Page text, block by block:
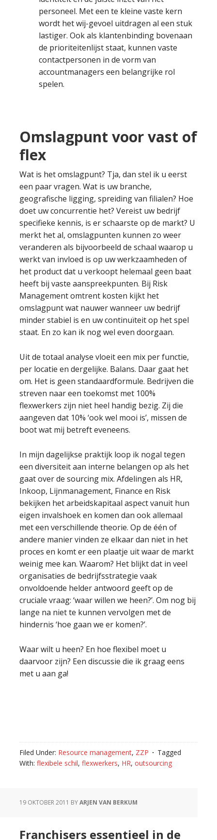
personeel. Met een te kleine vaste kern
wordt het wij-gevoel uitdragen al een stuk
lastiger. Ook als klantenbinding bovenaan
de prioriteitenlijst staat, kunnen vaste
contactpersonen in de vorm van
accountmanagers een belangrijke rol
spelen.
Omslagpunt voor vast of
flex
Wat is het omslagpunt? Tja, dan stel ik u eerst
een paar vragen. Wat is uw branche,
geografische ligging, spreiding van filialen? Hoe
doet uw concurrentie het? Vereist uw bedrijf
specifieke kennis, is er schaarste op de markt? U
merkt het al, omslagpunten kunnen zo weer
veranderen als bijvoorbeeld de schaal waarop u
werkt van invloed is op uw werkzaamheden of
het product dat u verkoopt helemaal geen baat
heeft bij vaste aanspreekpunten. Bij Risk
Management omtrent kosten kijkt het
omslagpunt wat nauwer wanneer uw bedrijf
minder stabiel is en uw continuïteit op het spel
staat. En zo kan ik nog wel even doorgaan.
Uit de totaal analyse vloeit een mix per functie,
per locatie en dergelijke. Balans. Daar gaat het
om. Het is geen standaardformule. Bedrijven die
streven naar een toekomst met 100%
flexwerkers zijn niet heel handig bezig. Zij die
aangeven dat 10% ‘ook wel mooi is’, missen de
boot wat mij betreft eveneens.
In mijn dagelijkse praktijk loop ik nogal tegen
een diversiteit aan interne belangen op als het
gaat over de sourcing mix. Afdelingen als HR,
Inkoop, Lijnmanagement, Finance en Risk
bekijken het arbeidskapitaal aspect vanuit hun
eigen invalshoek en komen dan ook allemaal
met een verschillende theorie. Op de één of
andere manier vinden ze elkaar dan niet in het
proces en komt er een plaatje uit waar de markt
weinig mee kan. Waarom? Het blijkt dat in veel
organisaties de bedrijfsstrategie vaak
onvoldoende helder antwoord geeft op de
cruciale vraag: ‘waar willen we heen?’. Om nog bij
lange na niet te kunnen vervolgen met de
hindernis ‘hoe gaan we er komen?’.
Waar wilt u heen? En hoe flexibel moet u
daarvoor zijn? Een discussie die ik graag eens
met u aan ga!
Filed Under: Resource management, ZZP
Tagged
With: flexibele schil, flexwerkers, HR, outsourcing
19 OKTOBER 2011 BYARJEN VAN BERKUM
Franchisers essentieel in de